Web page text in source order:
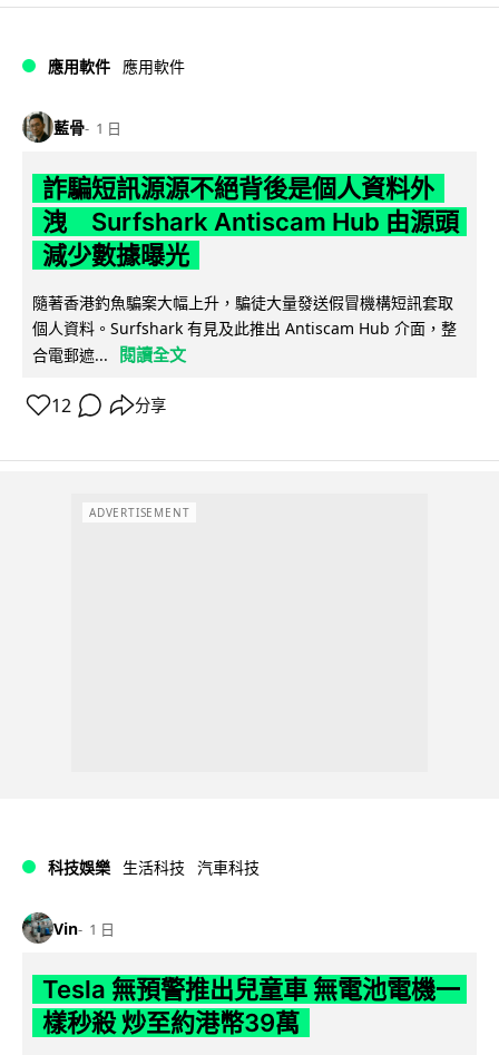
應用軟件 應用軟件
藍骨 1 日
詐騙短訊源源不絕背後是個人資料外
洩 Surfshark Antiscam Hub 由源頭
減少數據曝光
隨著香港釣魚騙案大幅上升，騙徒大量發送假冒機構短訊套取
個人資料。Surfshark 有見及此推出 Antiscam Hub 介面，整
合電郵遮...
閱讀全文
12 分享
ADVERTISEMENT
科技娛樂 生活科技 汽車科技
Vin 1 日
Tesla 無預警推出兒童車 無電池電機一
樣秒殺 炒至約港幣39萬